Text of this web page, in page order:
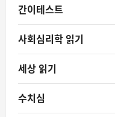
간이테스트
사회심리학 읽기
세상 읽기
수치심